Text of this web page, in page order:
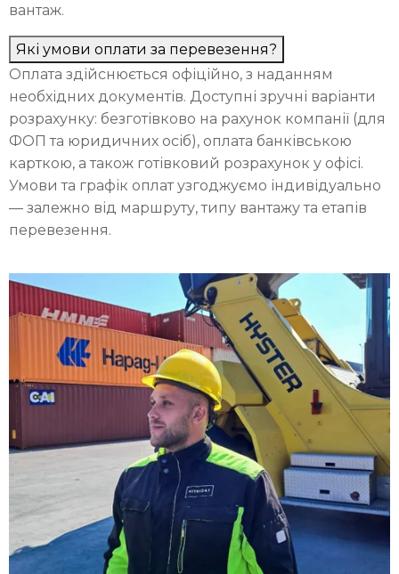
вантаж.
Які умови оплати за перевезення?
Оплата здійснюється офіційно, з наданням
необхідних документів. Доступні зручні варіанти
розрахунку: безготівково на рахунок компанії (для
ФОП та юридичних осіб), оплата банківською
карткою, а також готівковий розрахунок у офісі.
Умови та графік оплат узгоджуємо індивідуально
— залежно від маршруту, типу вантажу та етапів
перевезення.